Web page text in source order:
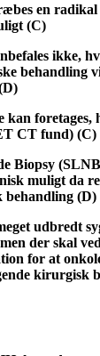
en
(C)
ikke,
behandling
kan
CT fund) (C)
Biopsy
muligt da
behandling (D)
udbredt
der skal
for at
kirurgisk